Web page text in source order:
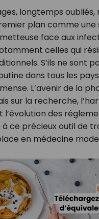
longtemps oubliés,
plan comme une
face aux
celles qui
S’ils ne sont
dans tous les
L’avenir de la
sur la recherche,
l’évolution des
ce précieux outil de
en médecine